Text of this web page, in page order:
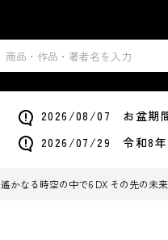
2026/08/07 お盆期間
2026/07/29 令和8年
遙かなる時空の中で6 DX その先の未